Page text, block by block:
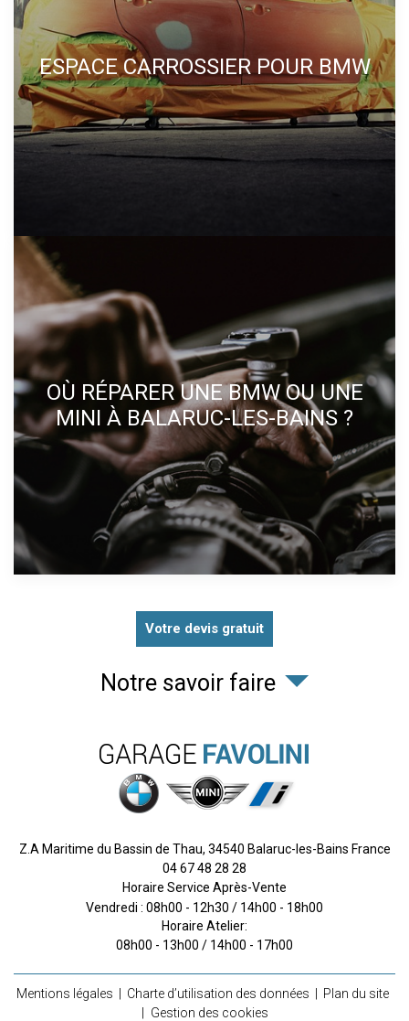
ESPACE CARROSSIER POUR BMW
OÙ RÉPARER UNE BMW OU UNE
MINI À BALARUC-LES-BAINS ?
Votre devis gratuit
Notre savoir faire
Z.A Maritime du Bassin de Thau, 34540 Balaruc-les-Bains France
04 67 48 28 28
Horaire Service Après-Vente
Vendredi : 08h00 - 12h30 / 14h00 - 18h00
Horaire Atelier:
08h00 - 13h00 / 14h00 - 17h00
Mentions légales Charte d’utilisation des données
Plan du site
Gestion des cookies